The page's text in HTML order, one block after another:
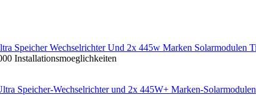
Speicher-Wechselrichter und 2x 445W+ Marken-Solarmodulen